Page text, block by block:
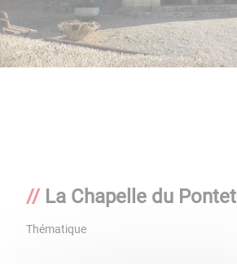
La Chapelle du Pontet
Thématique